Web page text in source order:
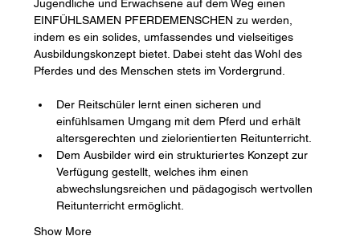
Jugendliche und Erwachsene auf dem Weg einen
EINFÜHLSAMEN PFERDEMENSCHEN zu werden,
indem es ein solides, umfassendes und vielseitiges
Ausbildungskonzept bietet. Dabei steht das Wohl des
Pferdes und des Menschen stets im Vordergrund.
Der Reitschüler lernt einen sicheren und
einfühlsamen Umgang mit dem Pferd und erhält
altersgerechten und zielorientierten Reitunterricht.
Dem Ausbilder wird ein strukturiertes Konzept zur
Verfügung gestellt, welches ihm einen
abwechslungsreichen und pädagogisch wertvollen
Reitunterricht ermöglicht.
Show More